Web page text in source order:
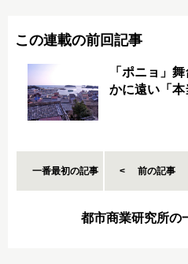
この連載の前回記事
「ポニョ」
かに遠い「本
一番最初の記事 前の記事
都市商業研究所の